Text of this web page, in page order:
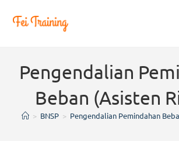
Pengendalian
Beban (Asisten
> BNSP > Pengendalian Pemindahan